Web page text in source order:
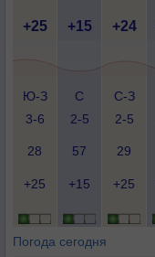
+25 +15 +24
Ю-З
3-6
С
2-5
С-З
2-5
28 57 29
+25 +15 +25
Погода сегодня